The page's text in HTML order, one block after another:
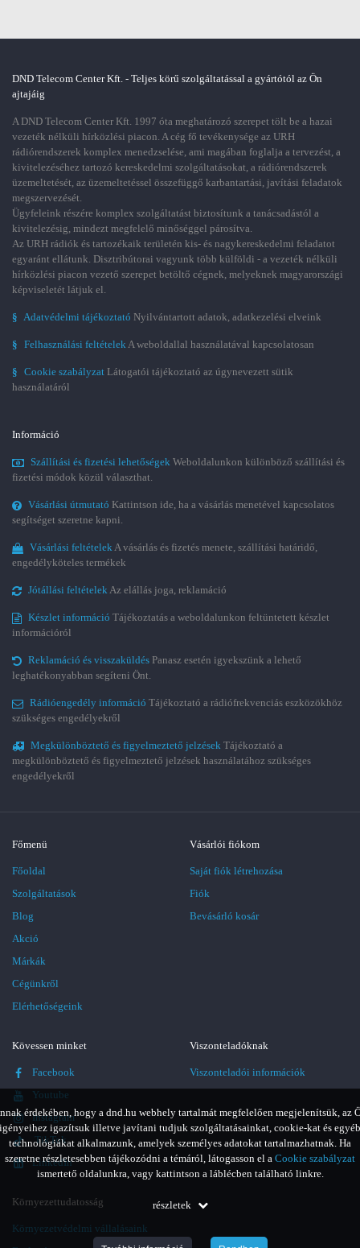
érdekében, hogy a dnd.hu webhely tartalmát megfelelően megjelenítsük, az
igényeihez igazítsuk illetve javítani tudjuk szolgáltatásainkat, cookie-kat és egyéb
technológiákat alkalmazunk, amelyek személyes adatokat tartalmazhatnak. Ha
szeretne részletesebben tájékozódni a témáról, látogasson el a Cookie szabályzat
ismertető oldalunkra, vagy kattintson a láblécben található linkre.
részletek
DND Telecom Center Kft. - Teljes körű szolgáltatással a gyártótól az Ön
ajtajáig
A DND Telecom Center Kft. 1997 óta meghatározó szerepet tölt be a hazai
vezeték nélküli hírközlési piacon. A cég fő tevékenysége az URH
rádiórendszerek komplex menedzselése, ami magában foglalja a tervezést, a
kivitelezéséhez tartozó kereskedelmi szolgáltatásokat, a rádiórendszerek
üzemeltetését, az üzemeltetéssel összefüggő karbantartási, javítási feladatok
megszervezését.
Ügyfeleink részére komplex szolgáltatást biztosítunk a tanácsadástól a
kivitelezésig, mindezt megfelelő minőséggel párosítva.
Az URH rádiók és tartozékaik területén kis- és nagykereskedelmi feladatot
egyaránt ellátunk. Disztribútorai vagyunk több külföldi - a vezeték nélküli
hírközlési piacon vezető szerepet betöltő cégnek, melyeknek magyarországi
képviseletét látjuk el.
§ Adatvédelmi tájékoztató Nyilvántartott adatok, adatkezelési elveink
§ Felhasználási feltételekA weboldallal használatával kapcsolatosan
§ Cookie szabályzat Látogatói tájékoztató az úgynevezett sütik
használatáról
Információ
Szállítási és fizetési lehetőségek Weboldalunkon különböző szállítási és
fizetési módok közül választhat.
Vásárlási útmutató Kattintson ide, ha a vásárlás menetével kapcsolatos
segítséget szeretne kapni.
Vásárlási feltételekA vásárlás és fizetés menete, szállítási határidő,
engedélyköteles termékek
Jótállási feltételekAz elállás joga, reklamáció
Készlet információ Tájékoztatás a weboldalunkon feltüntetett készlet
információról
Reklamáció és visszaküldés Panasz esetén igyekszünk a lehető
leghatékonyabban segíteni Önt.
Rádióengedély információ Tájékoztató a rádiófrekvenciás eszközökhöz
szükséges engedélyekről
Megkülönböztető és figyelmeztető jelzések Tájékoztató a
megkülönböztető és figyelmeztető jelzések használatához szükséges
engedélyekről
Főmenü
Főoldal
Szolgáltatások
Blog
Akció
Márkák
Cégünkről
Elérhetőségeink
Vásárlói fiókom
Saját fiók létrehozása
Fiók
Bevásárló kosár
Kövessen minket
Facebook
Youtube
Instagram
TikTok
LinkedIn
Viszonteladóknak
Viszonteladói információk
Környezettudatosság
Környezetvédelmi vállalásaink